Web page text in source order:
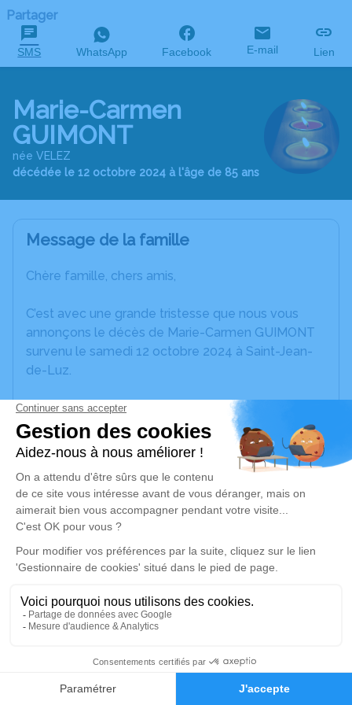
Faire-part Hommages
Partager
SMS WhatsApp Facebook E-mail Lien
Marie-Carmen
GUIMONT
née VELEZ
décédée le 12 octobre 2024 à l'âge de 85 ans
Message de la famille
Chère famille, chers amis,
C’est avec une grande tristesse que nous vous
annonçons le décès de Marie-Carmen GUIMONT
survenu le samedi 12 octobre 2024 à Saint-Jean-
de-Luz.
Nous vous invitons à utiliser cet espace pour
laisser vos condoléances, partager des photos
souvenirs, une anecdote ou exprimer vos pensées
à travers des poèmes ou des textes. Cet endroit
est un lieu d'expression dédié à honorer la
mémoire de Marie-Carmen GUIMONT.
disponible ici.
Je rends hommage
jeudi 17 octobre 2024 à 16h00
Église Saint Jean Baptiste de Saint-Jean-de-